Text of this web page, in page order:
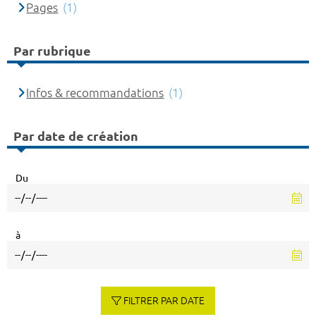
Pages (1)
Par rubrique
Infos & recommandations (1)
Par date de création
Du
à
FILTRER PAR DATE